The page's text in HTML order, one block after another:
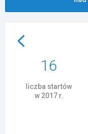
Załóż konto
16
liczba startów
w 2017 r.